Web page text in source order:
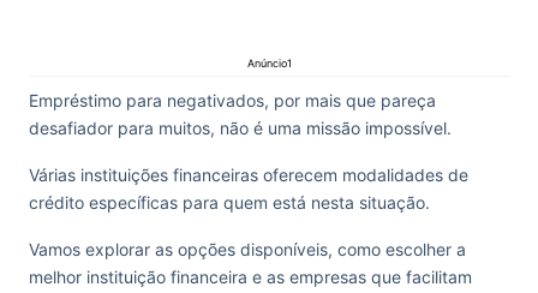
Anúncio1
Empréstimo para negativados, por mais que pareça
desafiador para muitos, não é uma missão impossível.
Várias instituições financeiras oferecem modalidades de
crédito específicas para quem está nesta situação.
Vamos explorar as opções disponíveis, como escolher a
melhor instituição financeira e as empresas que facilitam